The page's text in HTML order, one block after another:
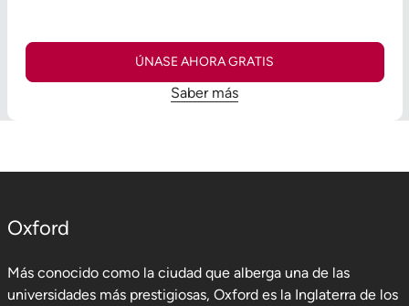
ÚNASE AHORA GRATIS
Saber más
Oxford
Más conocido como la ciudad que alberga una de las
universidades más prestigiosas, Oxford es la Inglaterra de los